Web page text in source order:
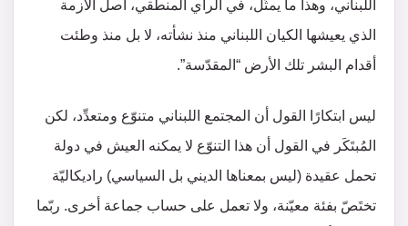
اللبناني، وهذا ما يمثّل، في الرأي المنطقي، أصل الأزمة
الذي يعيشها الكيان اللبناني منذ نشأته، لا بل منذ وطئت
أقدام البشر تلك الأرض “المقدّسة”.
ليس ابتكارًا القول أن المجتمع اللبناني متنوّع ومتعدِّد، لكن
المُبتَكَر في القول أن هذا التنوّع لا يمكنه العيش في دولة
تحمل عقيدة (ليس بمعناها الديني بل السياسي) راديكاليّة
تختَصّ بفئة معيّنة، ولا تعمل على حساب جماعة أخرى. ربّما